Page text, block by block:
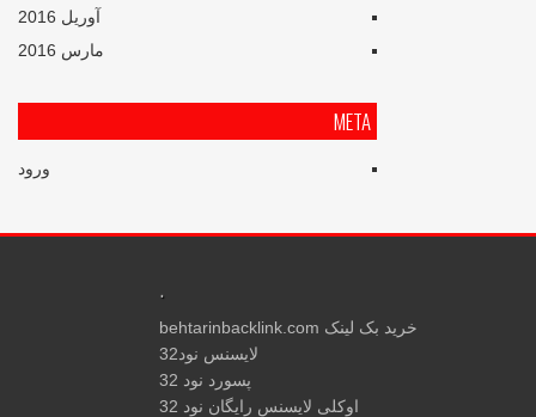
آوریل 2016
مارس 2016
خرید بک لینک behtarinbacklink.com
لایسنس نود32
پسورد نود 32
اوکلی لایسنس رایگان نود 32